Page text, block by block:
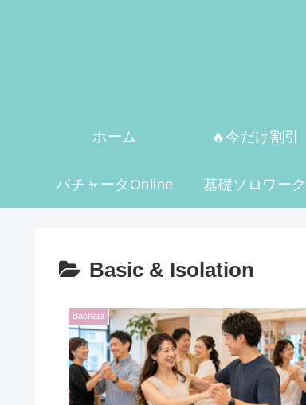
ホーム 🔥今だけ割引
バチャータOnline 基礎ソロワーク
Basic & Isolation
Bachata